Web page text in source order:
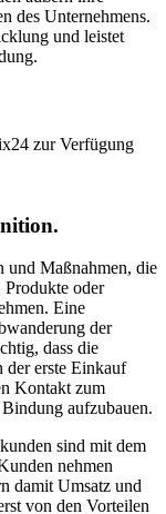
des Unternehmens.
und leistet
zur Verfügung
und Maßnahmen, die
Produkte oder
Eine
der
dass die
der erste Einkauf
Kontakt zum
aufzubauen.
sind mit dem
nehmen
damit Umsatz und
von den Vorteilen